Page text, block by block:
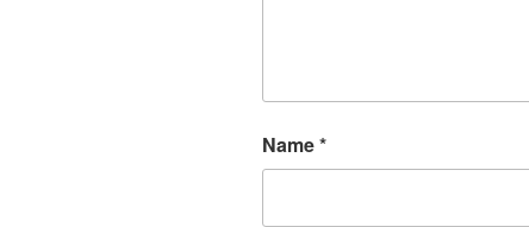
Name*